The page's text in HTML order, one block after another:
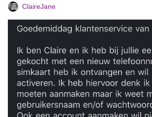
ClaireJane